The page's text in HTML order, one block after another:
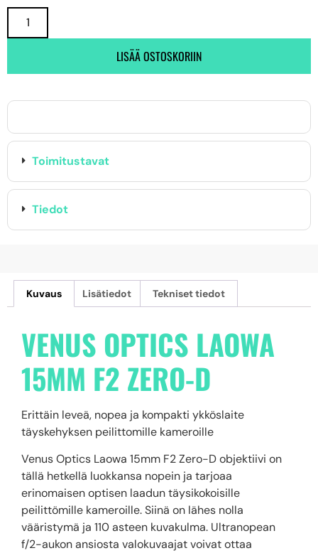
LISÄÄ OSTOSKORIIN
Toimitustavat
Tiedot
Kuvaus Lisätiedot Tekniset tiedot
VENUS OPTICS LAOWA
15MM F2 ZERO-D
Erittäin leveä, nopea ja kompakti ykköslaite
täyskehyksen peilittomille kameroille
Venus Optics Laowa 15mm F2 Zero-D objektiivi on
tällä hetkellä luokkansa nopein ja tarjoaa
erinomaisen optisen laadun täysikokoisille
peilittömille kameroille. Siinä on lähes nolla
vääristymä ja 110 asteen kuvakulma. Ultranopean
f/2-aukon ansiosta valokuvaajat voivat ottaa